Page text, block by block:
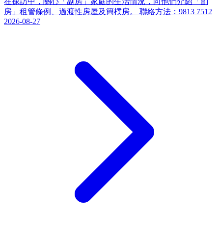
房」租管條例、過渡性房屋及簡樸房。 聯絡方法：9813 7512
2026-08-27